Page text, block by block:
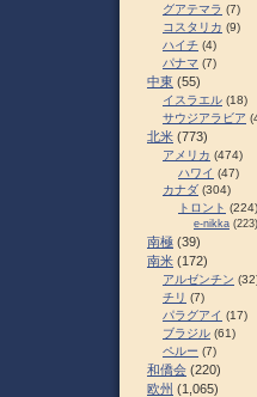
グアテマラ (7)
コスタリカ (9)
ハイチ (4)
パナマ (7)
中東 (55)
イスラエル (18)
サウジアラビア
北米 (773)
アメリカ (474)
ハワイ (47)
カナダ (304)
トロント (224)
e-nikka (223)
南極 (39)
南米 (172)
アルゼンチン
チリ (7)
パラグアイ (17)
ブラジル (61)
ペルー (7)
和僑会 (220)
欧州 (1,065)